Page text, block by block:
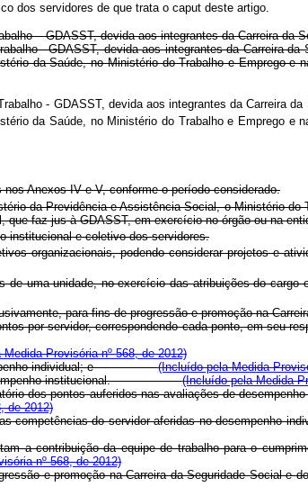
básico dos servidores de que trata o caput deste
– GDASST, devida aos integrantes da Carreira da
- GDASST, devida aos integrantes da Carreira
da Saúde, no Ministério do Trabalho e Emprego e
- GDASST, devida aos integrantes da Carreira
da Saúde, no Ministério do Trabalho e Emprego e
Anexos IV e V, conforme o período considerado.
da Previdência e Assistência Social, o Ministério
faz jus à GDASST, em exercício no órgão ou na
institucional e coletivo dos servidores.
organizacionais, podendo considerar projetos e
uma unidade, no exercício das atribuições do
para fins de progressão e promoção na
por servidor, correspondendo cada ponto, em seu
Provisória nº 568, de 2012)
desempenho individual; e(Incluído pela Medida
de desempenho institucional.(Incluído pela Medida
dos pontos auferidos nas avaliações de
de 2012)
as competências do servidor aferidas no
a contribuição da equipe de trabalho para o
nº 568, de 2012)
e promoção na Carreira da Seguridade Social e